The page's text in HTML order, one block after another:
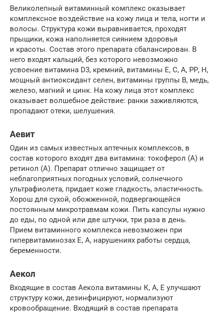
Великолепный витаминный комплекс оказывает
комплексное воздействие на кожу лица и тела, ногти и
волосы. Структура кожи выравнивается, проходят
прыщики, кожа наполняется сиянием здоровья
и красоты. Состав этого препарата сбалансирован. В
него входят кальций, без которого невозможно
усвоение витамина D3, кремний, витамины Е, С, А, РР, Н,
мощный антиоксидант селен, витамины группы В, медь,
железо, магний и цинк. На кожу лица этот комплекс
оказывает волшебное действие: ранки заживляются,
пропадают отеки, шелушения.
Аевит
Один из самых известных аптечных комплексов, в
состав которого входят два витамина: токоферол (А) и
ретинол (А). Препарат отлично защищает от
неблагоприятных погодных условий, солнечного
ультрафиолета, придает коже гладкость, эластичность.
Хорош для сухой, обожженной, подвергающейся
постоянным микротравмам кожи. Пить капсулы нужно
до еды, по одной или две штучки, три раза в день.
Прием витаминного комплекса невозможен при
гипервитаминозах Е, А, нарушениях работы сердца,
беременности.
Аекол
Входящие в состав Аекола витамины К, А, Е улучшают
структуру кожи, дезинфицируют, нормализуют
кровообращение. Входящий в состав препарата